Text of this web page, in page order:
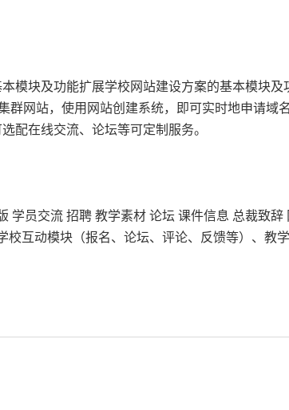
块及功能扩展学校网站建设方案的基本模块及
群网站，使用网站创建系统，即可实时地申请域
配在线交流、论坛等可定制服务。
员交流 招聘 教学素材 论坛 课件信息 总裁致辞
互动模块（报名、论坛、评论、反馈等）、教